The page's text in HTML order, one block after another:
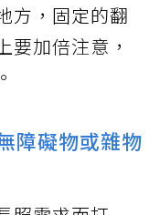
方，固定的翻
要加倍注意，
障礙物或雜物